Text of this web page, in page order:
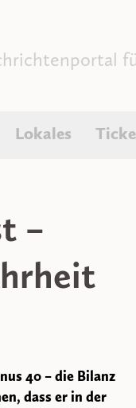
Lokales
–
40 – die Bilanz
dass er in der